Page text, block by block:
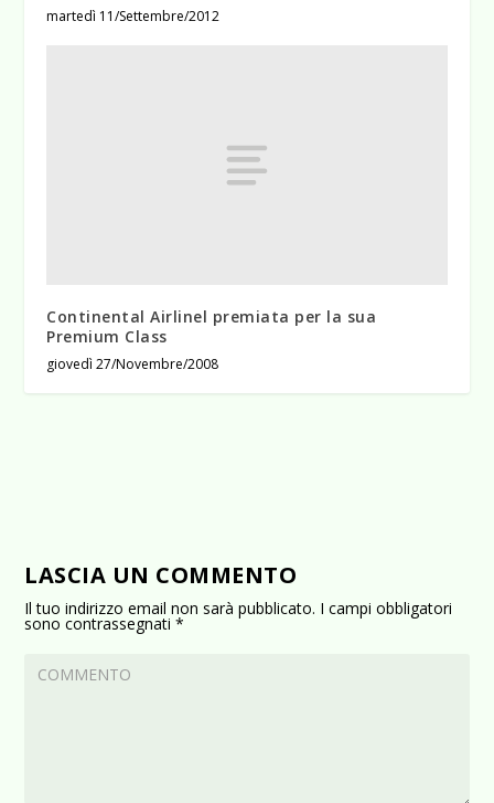
martedì 11/Settembre/2012
Continental Airlinel premiata per la sua
Premium Class
giovedì 27/Novembre/2008
LASCIA UN COMMENTO
Il tuo indirizzo email non sarà pubblicato. I campi obbligatori
sono contrassegnati*